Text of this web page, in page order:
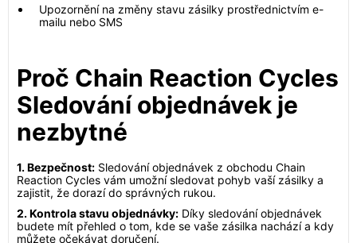
Upozornění na změny stavu zásilky prostřednictvím e-
mailu nebo SMS
Proč Chain Reaction Cycles
Sledování objednávek je
nezbytné
1. Bezpečnost: Sledování objednávek z obchodu Chain
Reaction Cycles vám umožní sledovat pohyb vaší zásilky a
zajistit, že dorazí do správných rukou.
2. Kontrola stavu objednávky: Díky sledování objednávek
budete mít přehled o tom, kde se vaše zásilka nachází a kdy
můžete očekávat doručení.